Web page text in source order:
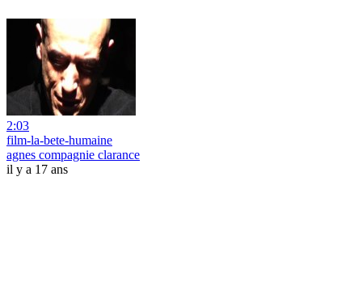
2:03
film-la-bete-humaine
agnes compagnie clarance
il y a 17 ans